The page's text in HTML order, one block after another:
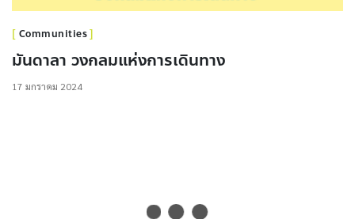
Communities
มันดาลา วงกลมแห่งการเดินทาง
17 มกราคม 2024